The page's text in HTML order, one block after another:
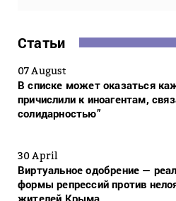
Статьи
07 August
В списке может оказаться
причислили к иноагентам,
солидарностью”
30 April
Виртуальное одобрение —
формы репрессий против